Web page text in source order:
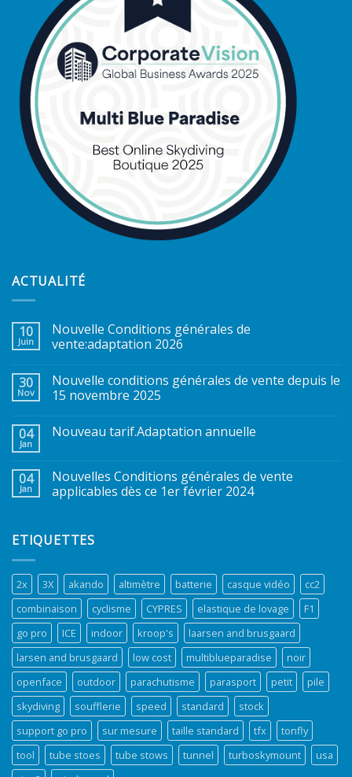
ACTUALITÉ
10
Juin
Nouvelle Conditions générales de
vente:adaptation 2026
30
Nov
Nouvelle conditions générales de vente depuis le
15 novembre 2025
04
Jan
Nouveau tarif.Adaptation annuelle
04
Jan
Nouvelles Conditions générales de vente
applicables dès ce 1er février 2024
ETIQUETTES
2x 3X akando altimètre batterie casque vidéo
cc2
combinaison
cyclisme CYPRES elastique de lovage
F1
go pro
ICE indoor kroop's
laarsen and brusgaard
larsen and brusgaard
low cost multiblueparadise
noir
openface
outdoor parachutisme parasport petit
pile
skydiving
soufflerie speed standard
stock
support go pro
sur mesure taille standard tfx
tonfly
tool
tube stoes tube stows tunnel turboskymount
usa